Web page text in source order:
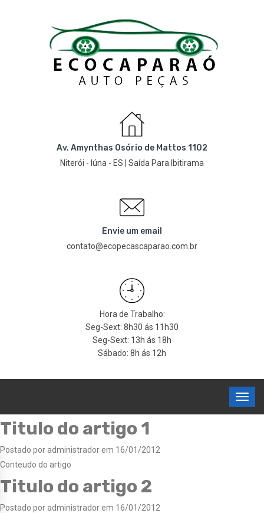
Av. Amynthas Osório de Mattos 1102
Niterói - Iúna - ES | Saída Para Ibitirama
Envie um email
contato@ecopecascaparao.com.br
Hora de Trabalho:
Seg-Sext: 8h30 ás 11h30
Seg-Sext: 13h ás 18h
Sábado: 8h ás 12h
Titulo do artigo 1
Postado por administrador em 16/01/2012
Conteudo do artigo
Titulo do artigo 2
Postado por administrador em 16/01/2012